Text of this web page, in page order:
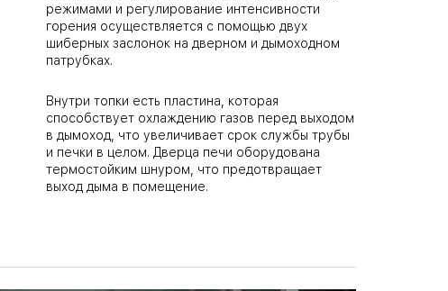
режимами и регулирование интенсивности
горения осуществляется с помощью двух
шиберных заслонок на дверном и дымоходном
патрубках.
Внутри топки есть пластина, которая
способствует охлаждению газов перед выходом
в дымоход, что увеличивает срок службы трубы
и печки в целом. Дверца печи оборудована
термостойким шнуром, что предотвращает
выход дыма в помещение.